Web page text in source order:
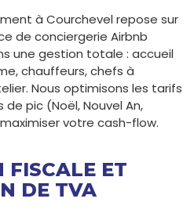
à Courchevel repose sur
de conciergerie Airbnb
une gestion totale : accueil
chauffeurs, chefs à
Nous optimisons les tarifs
pic (Noël, Nouvel An,
votre cash-flow.
FISCALE ET
DE TVA